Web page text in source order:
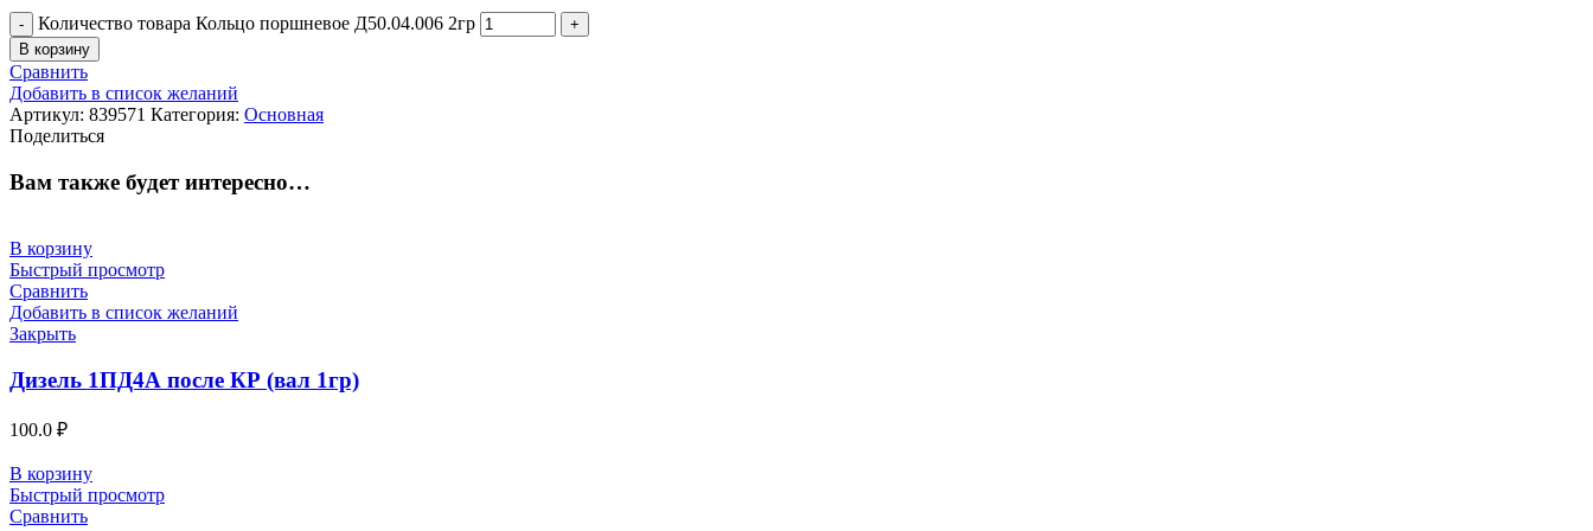
Количество товара Кольцо поршневое Д50.04.006 2гр
В корзину
Сравнить
Добавить в список желаний
Артикул: 839571 Категория: Основная
Поделиться
Вам также будет интересно…
В корзину
Быстрый просмотр
Сравнить
Добавить в список желаний
Закрыть
Дизель 1ПД4А после КР (вал 1гр)
100.0 ₽
В корзину
Быстрый просмотр
Сравнить